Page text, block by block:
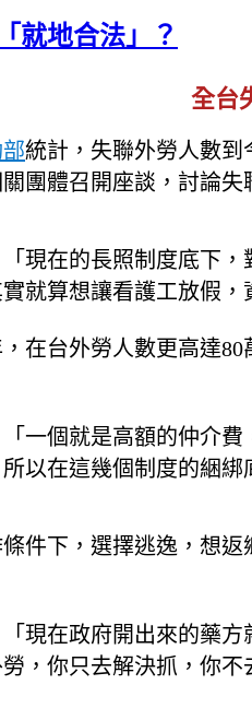
就地合法」？
全台
統計，失聯外勞人數到
團體召開座談，討論
現在的長照制度底下
就算想讓看護工放假
在台外勞人數更高達
一個就是高額的仲介
以在這幾個制度的綑
件下，選擇逃逸，想
現在政府開出來的藥
，你只去解決抓，你